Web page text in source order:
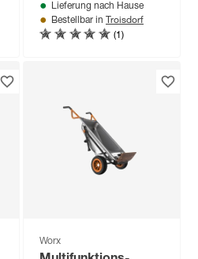
Lieferung nach Hause
Bestellbar in Troisdorf
(1)
Worx